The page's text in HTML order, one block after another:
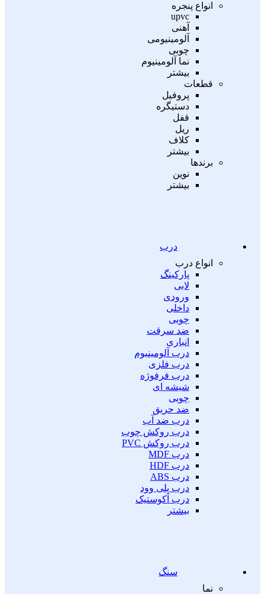
انواع پنجره
upvc
آهنی
آلومینیومی
چوبی
نما آلومینیوم
بیشتر
قطعات
پروفیل
دستیگره
قفل
ریل
کلاف
بیشتر
برندها
نوین
بیشتر
درب
انواع درب
پارکینگ
لابی
ورودی
داخلی
چوبی
ضد سرقت
انباری
درب آلومینیوم
درب فلزی
درب فرفوژه
شیشه ای
چوبی
ضد حریق
درب ضد آب
درب روکش چوب
درب روکش PVC
درب MDF
درب HDF
درب ABS
درب پلی وود
درب آکوستیک
بیشتر
سنگ
نما